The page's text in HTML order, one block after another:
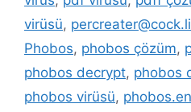
virüsü, percreater@cock.li
Phobos, phobos çözüm,
phobos decrypt, phobos
phobos virüsü,